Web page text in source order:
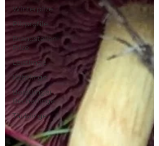
Winterpilze
Pilzprofile
Brandstellen
Pilze
Leistlinge
Röhrlinge
Borstlinge)
Becherlinge
Täublinge